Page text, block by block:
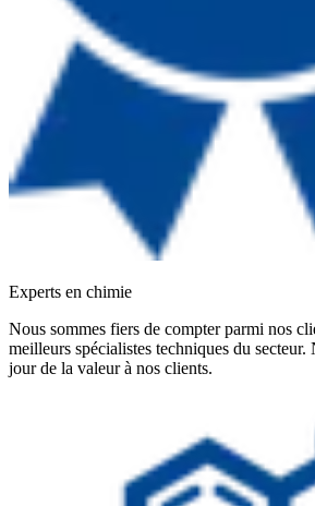
Experts en chimie
Nous sommes fiers de compter parmi nos
meilleurs spécialistes techniques du secteur.
jour de la valeur à nos clients.